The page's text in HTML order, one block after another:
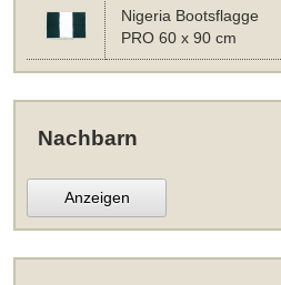
Nigeria Bootsflagge
PRO 60 x 90 cm
Nachbarn
Anzeigen